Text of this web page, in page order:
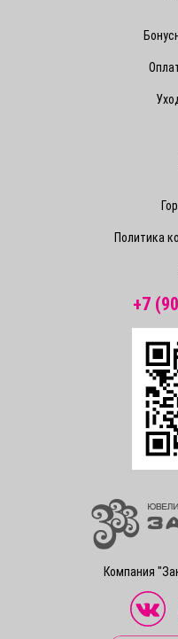
Компания
Политика
+7